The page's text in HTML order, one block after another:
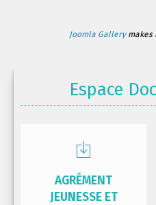
Joomla Gallerymakes
Espace
AGRÉMENT
JEUNESSE ET